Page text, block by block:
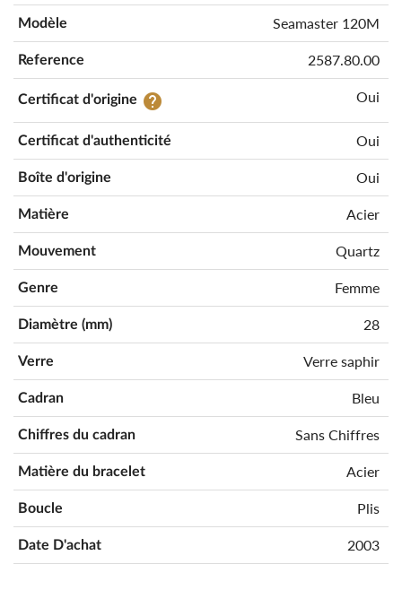
Modèle Seamaster 120M
Reference 2587.80.00
Certificat d'origine help Oui
Certificat d'authenticité Oui
Boîte d'origine Oui
Matière Acier
Mouvement Quartz
Genre Femme
Diamètre (mm) 28
Verre Verre saphir
Cadran Bleu
Chiffres du cadran Sans Chiffres
Matière du bracelet Acier
Boucle Plis
Date D'achat 2003